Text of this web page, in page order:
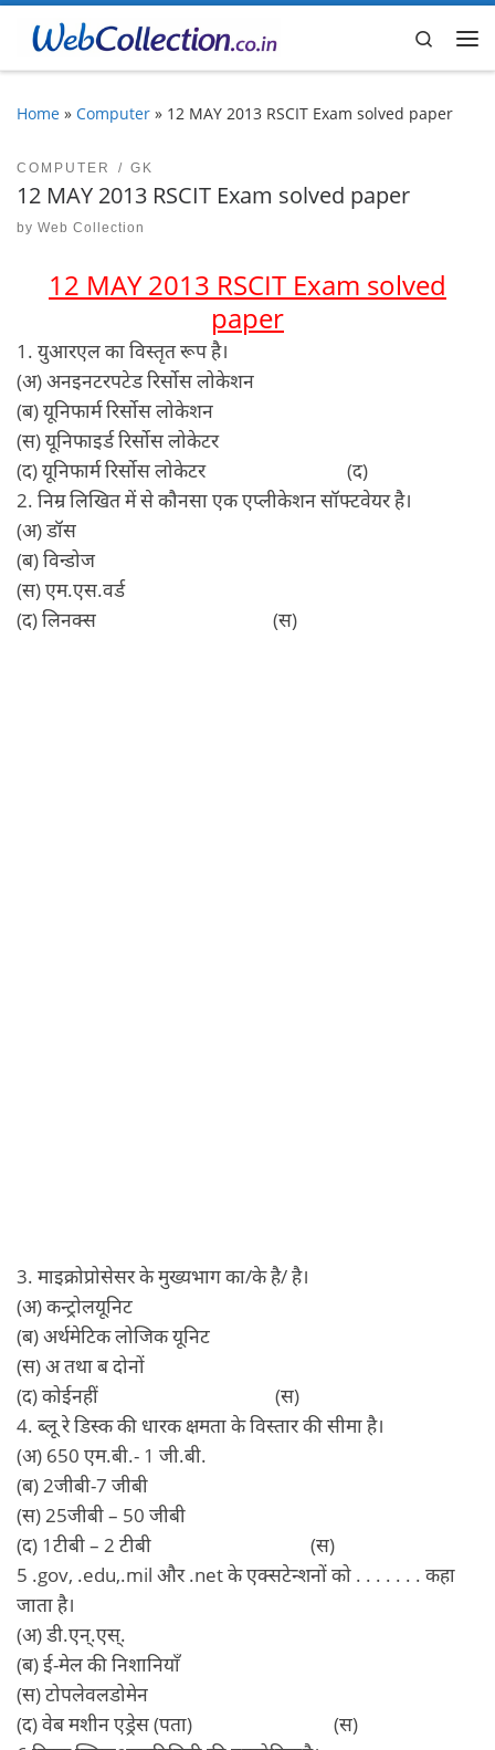
Skip to content
Search
Home » Computer » 12 MAY 2013 RSCIT Exam solved paper
COMPUTER GK
12 MAY 2013 RSCIT Exam solved paper
by Web Collection
12 MAY 2013 RSCIT Exam solved
paper
1. युआरएल का विस्तृत रूप है।
(अ) अनइनटरपटेड रिर्सोस लोकेशन
(ब) यूनिफार्म रिर्सोस लोकेशन
(स) यूनिफाइर्ड रिर्सोस लोकेटर
(द) यूनिफार्म रिर्सोस लोकेटर (द)
2. निम्र लिखित में से कौनसा एक एप्लीकेशन सॉफ्टवेयर है।
(अ) डॉस
(ब) विन्डोज
(स) एम.एस.वर्ड
(द) लिनक्स (स)
3. माइक्रोप्रोसेसर के मुख्यभाग का/के है/ है।
(अ) कन्ट्रोलयूनिट
(ब) अर्थमेटिक लोजिक यूनिट
(स) अ तथा ब दोनों
(द) कोईनहीं (स)
4. ब्‍लू रे डिस्‍क की धारक क्षमता के विस्‍तार की सीमा है।
(अ) 650 एम.बी.- 1 जी.बी.
(ब) 2जीबी-7 जीबी
(स) 25जीबी – 50 जीबी
(द) 1टीबी – 2 टीबी (स)
5 .gov, .edu,.mil और .net के एक्सटेन्शनों को . . . . . . . कहा
जाता है।
(अ) डी.एन्.एस्.
(ब) ई-मेल की निशानियाँ
(स) टोपलेवलडोमेन
(द) वेब मशीन एड्रेस (पता) (स)